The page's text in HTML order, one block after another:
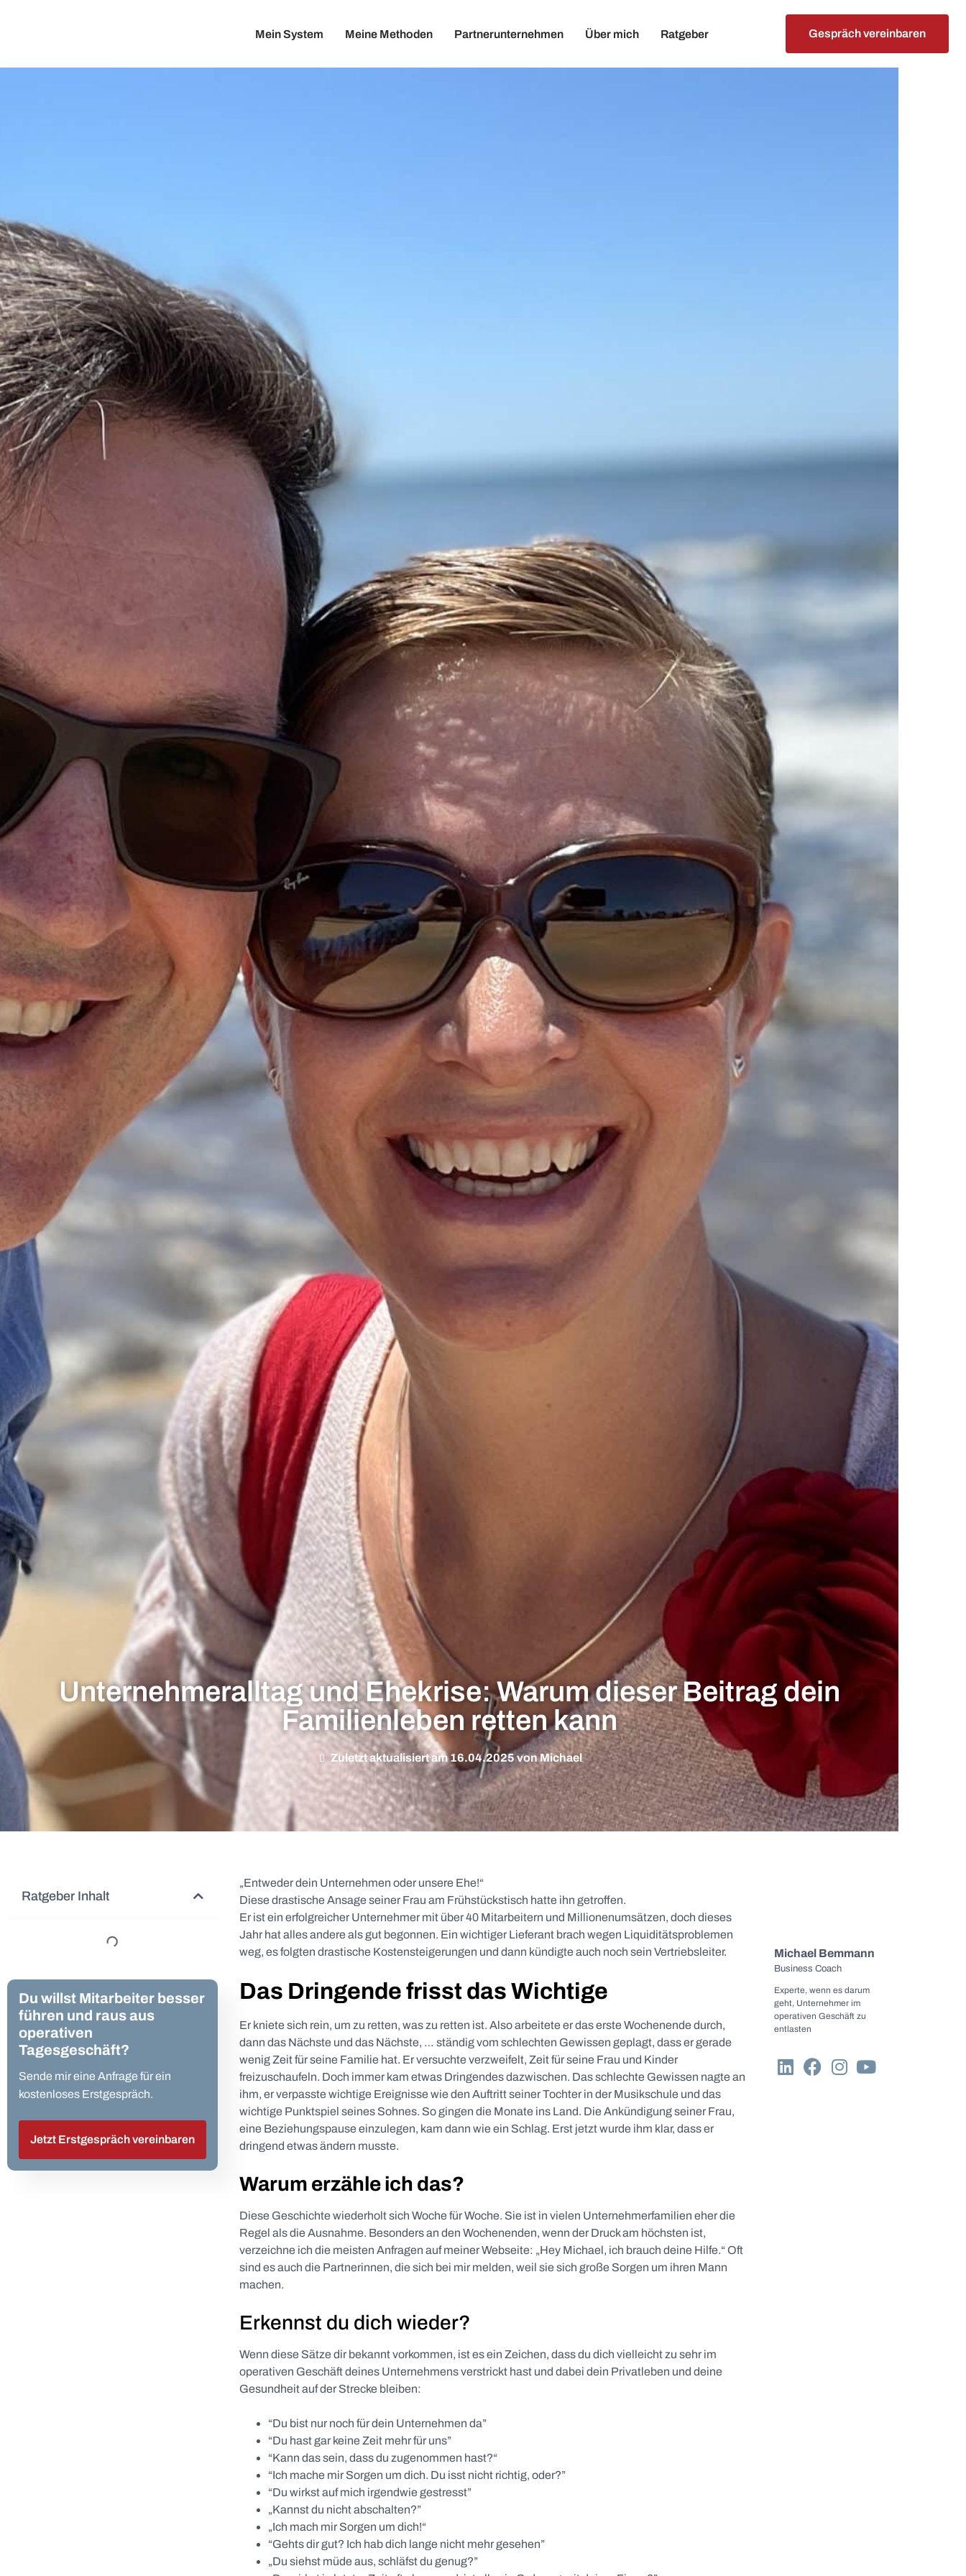
Mein System Meine Methoden Partnerunternehmen Über mich Ratgeber Gespräch vereinbaren
Unternehmeralltag und Ehekrise: Warum dieser Beitrag dein
Familienleben retten kann
Zuletzt aktualisiert am 16.04.2025 von Michael
Ratgeber Inhalt
Du willst Mitarbeiter besser
führen und raus aus
operativen
Tagesgeschäft?
Sende mir eine Anfrage für ein
kostenloses Erstgespräch.
Jetzt Erstgespräch vereinbaren
„Entweder dein Unternehmen oder unsere Ehe!“
Diese drastische Ansage seiner Frau am Frühstückstisch hatte ihn getroffen.
Er ist ein erfolgreicher Unternehmer mit über 40 Mitarbeitern und Millionenumsätzen, doch dieses
Jahr hat alles andere als gut begonnen. Ein wichtiger Lieferant brach wegen Liquiditätsproblemen
weg, es folgten drastische Kostensteigerungen und dann kündigte auch noch sein Vertriebsleiter.
Das Dringende frisst das Wichtige
Er kniete sich rein, um zu retten, was zu retten ist. Also arbeitete er das erste Wochenende durch,
dann das Nächste und das Nächste, … ständig vom schlechten Gewissen geplagt, dass er gerade
wenig Zeit für seine Familie hat. Er versuchte verzweifelt, Zeit für seine Frau und Kinder
freizuschaufeln. Doch immer kam etwas Dringendes dazwischen. Das schlechte Gewissen nagte an
ihm, er verpasste wichtige Ereignisse wie den Auftritt seiner Tochter in der Musikschule und das
wichtige Punktspiel seines Sohnes. So gingen die Monate ins Land. Die Ankündigung seiner Frau,
eine Beziehungspause einzulegen, kam dann wie ein Schlag. Erst jetzt wurde ihm klar, dass er
dringend etwas ändern musste.
Warum erzähle ich das?
Diese Geschichte wiederholt sich Woche für Woche. Sie ist in vielen Unternehmerfamilien eher die
Regel als die Ausnahme. Besonders an den Wochenenden, wenn der Druck am höchsten ist,
verzeichne ich die meisten Anfragen auf meiner Webseite: „Hey Michael, ich brauch deine Hilfe.“ Oft
sind es auch die Partnerinnen, die sich bei mir melden, weil sie sich große Sorgen um ihren Mann
machen.
Erkennst du dich wieder?
Wenn diese Sätze dir bekannt vorkommen, ist es ein Zeichen, dass du dich vielleicht zu sehr im
operativen Geschäft deines Unternehmens verstrickt hast und dabei dein Privatleben und deine
Gesundheit auf der Strecke bleiben:
“Du bist nur noch für dein Unternehmen da”
“Du hast gar keine Zeit mehr für uns”
“Kann das sein, dass du zugenommen hast?“
“Ich mache mir Sorgen um dich. Du isst nicht richtig, oder?”
“Du wirkst auf mich irgendwie gestresst”
„Kannst du nicht abschalten?”
„Ich mach mir Sorgen um dich!“
“Gehts dir gut? Ich hab dich lange nicht mehr gesehen”
„Du siehst müde aus, schläfst du genug?”
Michael Bemmann
Business Coach
Experte, wenn es darum
geht, Unternehmer im
operativen Geschäft zu
entlasten